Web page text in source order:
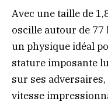
Avec une taille de
oscille autour de 77
un physique idéal
stature imposante
sur ses
vitesse